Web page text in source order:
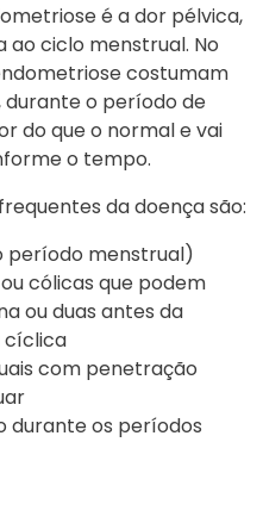
é a dor pélvica,
ao ciclo menstrual. No
costumam
durante o período de
do que o normal e vai
o tempo.
da doença são:
período menstrual)
cólicas que podem
ou duas antes da
cíclica
com penetração
durante os períodos